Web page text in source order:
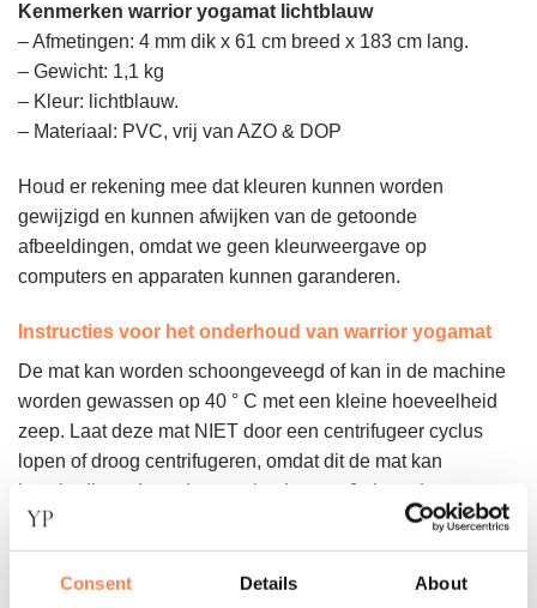
Consent Details About
Kenmerken warrior yogamat lichtblauw
– Afmetingen: 4 mm dik x 61 cm breed x 183 cm lang.
– Gewicht: 1,1 kg
– Kleur: lichtblauw.
– Materiaal: PVC, vrij van AZO & DOP
Houd er rekening mee dat kleuren kunnen worden
gewijzigd en kunnen afwijken van de getoonde
afbeeldingen, omdat we geen kleurweergave op
computers en apparaten kunnen garanderen.
Instructies voor het onderhoud van warrior yogamat
De mat kan worden schoongeveegd of kan in de machine
worden gewassen op 40 ° C met een kleine hoeveelheid
zeep. Laat deze mat NIET door een centrifugeer cyclus
lopen of droog centrifugeren, omdat dit de mat kan
beschadigen. Laat de mat plat drogen. Je kunt de mat
oprollen in een handdoek om de droogtijd te versnellen.